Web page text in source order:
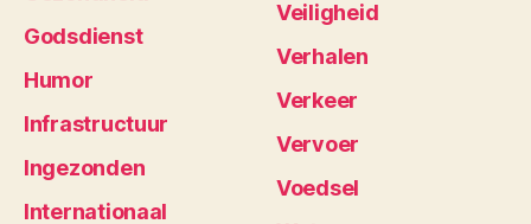
Godsdienst
Humor
Infrastructuur
Ingezonden
Internationaal
Veiligheid
Verhalen
Verkeer
Vervoer
Voedsel